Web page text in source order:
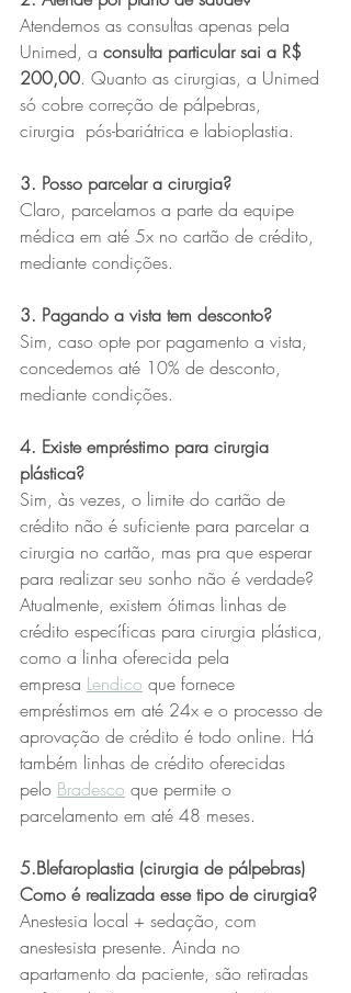
Atendemos as consultas apenas pela
Unimed, a consulta particular sai a R$
200,00. Quanto as cirurgias, a Unimed
só cobre correção de pálpebras,
cirurgia  pós-bariátrica e labioplastia.
3. Posso parcelar a cirurgia?
Claro, parcelamos a parte da equipe
médica em até 5x no cartão de crédito,
mediante condições.
3. Pagando a vista tem desconto?
Sim, caso opte por pagamento a vista,
concedemos até 10% de desconto,
mediante condições.
4. Existe empréstimo para cirurgia
plástica?
Sim, às vezes, o limite do cartão de
crédito não é suficiente para parcelar a
cirurgia no cartão, mas pra que esperar
para realizar seu sonho não é verdade?
Atualmente, existem ótimas linhas de
crédito específicas para cirurgia plástica,
como a linha oferecida pela
empresa Lendico que fornece
empréstimos em até 24x e o processo de
aprovação de crédito é todo online. Há
também linhas de crédito oferecidas
pelo Bradesco que permite o
parcelamento em até 48 meses.
5.Blefaroplastia (cirurgia de pálpebras)
Como é realizada esse tipo de cirurgia?
Anestesia local + sedação, com
anestesista presente. Ainda no
apartamento da paciente, são retiradas